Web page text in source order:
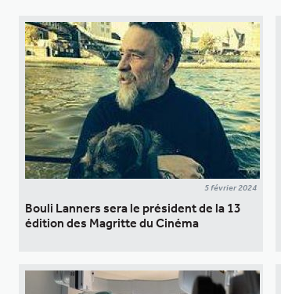
5 février 2024
Bouli Lanners sera le président de la 13
édition des Magritte du Cinéma